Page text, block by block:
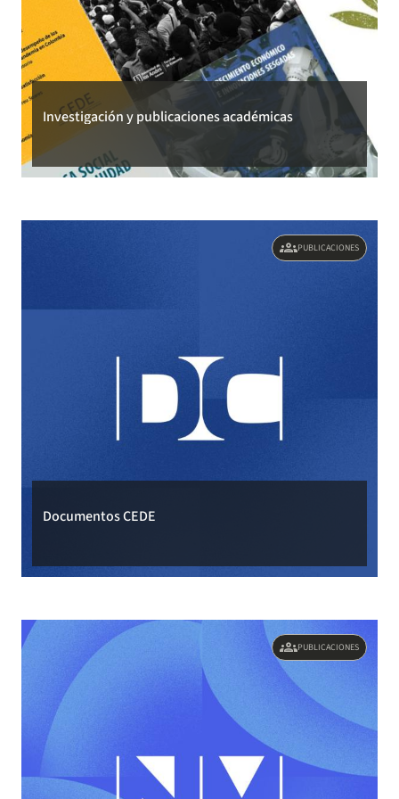
Investigación y publicaciones académicas
groupsPUBLICACIONES
Documentos CEDE
groupsPUBLICACIONES